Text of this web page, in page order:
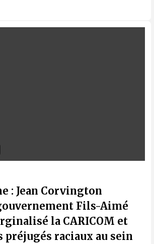
: Jean Corvington
Fils-Aimé
la CARICOM et
préjugés raciaux au sein